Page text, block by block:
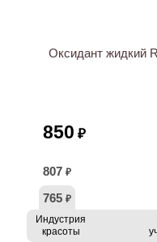
Оксидант жидкий
850 ₽
807 ₽
765 ₽
Индустрия
красоты